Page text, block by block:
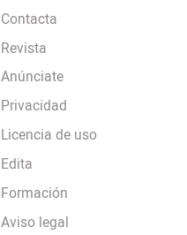
Contacta
Revista
Anúnciate
Privacidad
Licencia de uso
Edita
Formación
Aviso legal